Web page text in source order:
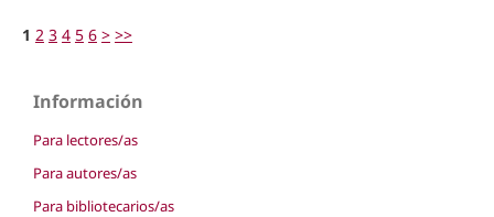
1 2 3 4 5 6 > >>
Información
Para lectores/as
Para autores/as
Para bibliotecarios/as